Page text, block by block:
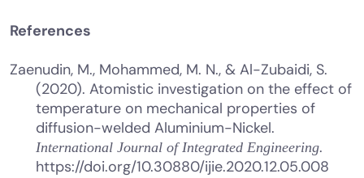
References
Zaenudin, M., Mohammed, M. N., & Al-Zubaidi, S.
(2020). Atomistic investigation on the effect of
temperature on mechanical properties of
diffusion-welded Aluminium-Nickel.
International Journal of Integrated Engineering.
https://doi.org/10.30880/ijie.2020.12.05.008